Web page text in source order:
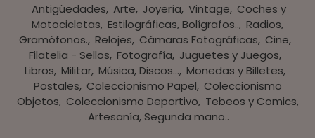
Antigüedades Arte Joyería Vintage Coches y
Motocicletas Estilográficas, Bolígrafos.. Radios,
Gramófonos. Relojes Cámaras Fotográficas Cine
Filatelia - Sellos Fotografía Juguetes y Juegos
Libros Militar Música, Discos... Monedas y Billetes
Postales Coleccionismo Papel Coleccionismo
Objetos Coleccionismo Deportivo Tebeos y Comics
Artesanía, Segunda mano..